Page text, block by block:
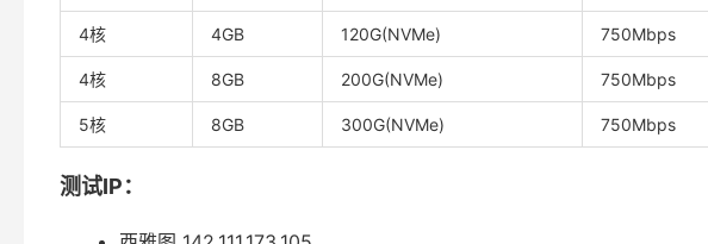
4核 4GB 120G(NVMe) 750Mbps
4核 8GB 200G(NVMe) 750Mbps
5核 8GB 300G(NVMe) 750Mbps
测试IP：